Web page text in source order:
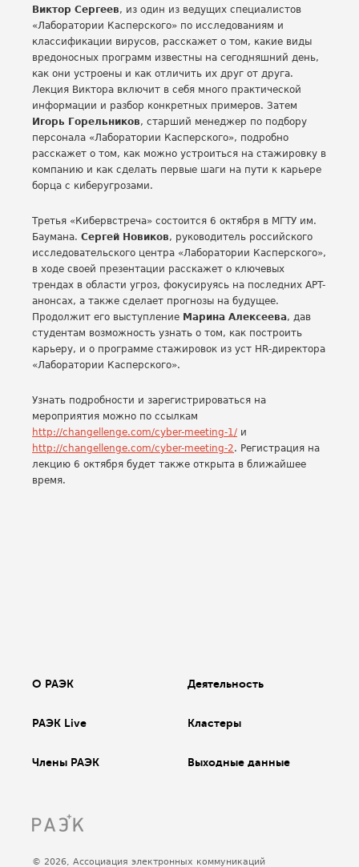
Виктор Сергеев, из один из ведущих специалистов
«Лаборатории Касперского» по исследованиям и
классификации вирусов, расскажет о том, какие виды
вредоносных программ известны на сегодняшний день,
как они устроены и как отличить их друг от друга.
Лекция Виктора включит в себя много практической
информации и разбор конкретных примеров. Затем
Игорь Горельников, старший менеджер по подбору
персонала «Лаборатории Касперского», подробно
расскажет о том, как можно устроиться на стажировку в
компанию и как сделать первые шаги на пути к карьере
борца с киберугрозами.
Третья «Кибервстреча» состоится 6 октября в МГТУ им.
Баумана. Сергей Новиков, руководитель российского
исследовательского центра «Лаборатории Касперского»,
в ходе своей презентации расскажет о ключевых
трендах в области угроз, фокусируясь на последних APT-
анонсах, а также сделает прогнозы на будущее.
Продолжит его выступление Марина Алексеева, дав
студентам возможность узнать о том, как построить
карьеру, и о программе стажировок из уст HR-директора
«Лаборатории Касперского».
Узнать подробности и зарегистрироваться на
мероприятия можно по ссылкам
http://changellenge.com/cyber-meeting-1/ и
http://changellenge.com/cyber-meeting-2. Регистрация на
лекцию 6 октября будет также открыта в ближайшее
время.
О РАЭК Деятельность
РАЭК Live Кластеры
Члены РАЭК Выходные данные
© 2026, Ассоциация электронных коммуникаций